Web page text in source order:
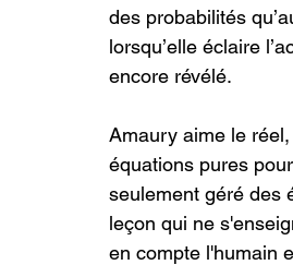
des probabilités
lorsqu’elle éclaire
encore révélé.
Amaury aime le
équations pures
seulement géré des
leçon qui ne
en compte l'humain